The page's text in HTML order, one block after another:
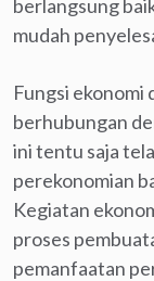
berlangsung
mudah
Fungsi ekonomi
berhubungan
ini tentu saja
perekonomian
Kegiatan
proses
pemanfaatan